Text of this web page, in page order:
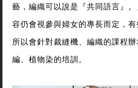
藝，編織可以說是『共同語言』
容仍會視參與婦女的專長而定，有
所以會針對裁縫機、編織的課程
編、植物染的培訓。